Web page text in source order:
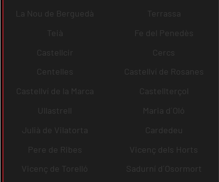
La Nou de Berguedà
Terrassa
Teià
Fe del Penedès
Castellcir
Cercs
Centelles
Castellví de Rosanes
Castellví de la Marca
Castellterçol
Ullastrell
Maria d´Oló
Julià de Vilatorta
Cardedeu
Pere de Ribes
Vicenç dels Horts
Vicenç de Torelló
Sadurní d´Osormort